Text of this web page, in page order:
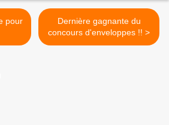
Dernière gagnante du
concours d'enveloppes !! >